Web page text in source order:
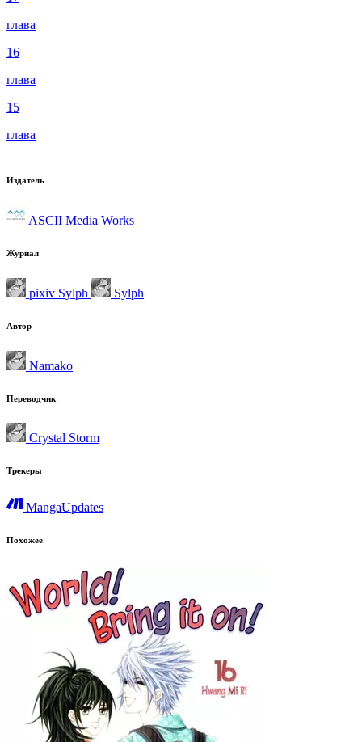
глава
16
глава
15
глава
Издатель
ASCII Media Works
Журнал
pixiv Sylph Sylph
Автор
Namako
Переводчик
Crystal Storm
Трекеры
MangaUpdates
Похожее